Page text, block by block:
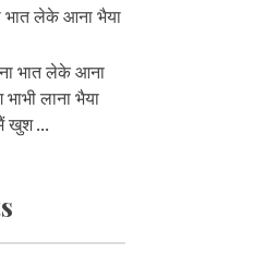
भात लेके आना भैया
भात लेके आना
लाना भैया
खुश ...